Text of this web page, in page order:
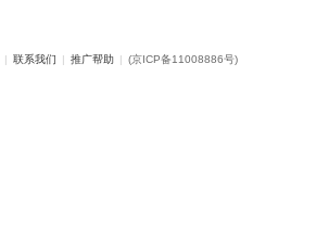
| 联系我们 | 推广帮助 | (京ICP备11008886号)